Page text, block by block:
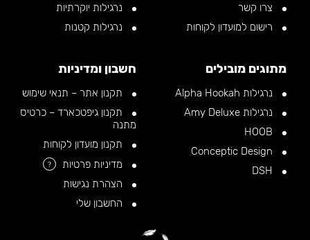
צרו קשר
רישום למועדון לקוחות
נרגילות יוקרתיות
נרגילות קטנות
מתוגים מובילים
נרגילות Alpha Hookah
נרגילות Amy Deluxe
חשבון ומדיניות
תקנון אתר – תנאי שימוש
תקנון גיפטכארד – כרטיס
מתנה
תקנון מועדון לקוחות
מדיניות פרטיות
?
הצהרת נגישות
החשבון שלי